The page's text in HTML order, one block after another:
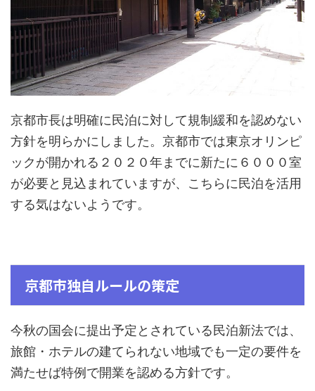
京都市長は明確に民泊に対して規制緩和を認めない
方針を明らかにしました。京都市では東京オリンピ
ックが開かれる２０２０年までに新たに６０００室
が必要と見込まれていますが、こちらに民泊を活用
する気はないようです。
京都市独自ルールの策定
今秋の国会に提出予定とされている民泊新法では、
旅館・ホテルの建てられない地域でも一定の要件を
満たせば特例で開業を認める方針です。